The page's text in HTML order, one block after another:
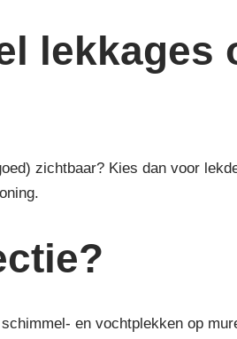
lekkages
zichtbaar? Kies dan voor
en vochtplekken op